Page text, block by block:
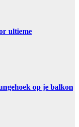
ultieme
op je balkon